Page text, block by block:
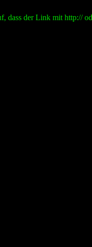
dass der Link mit http://